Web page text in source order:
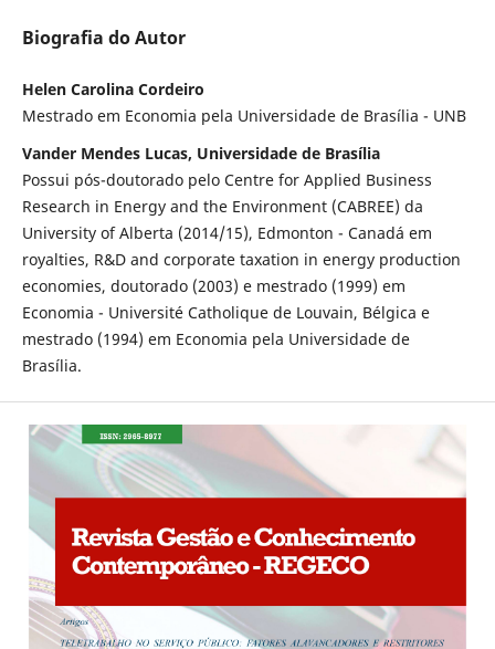
Biografia do Autor
Helen Carolina Cordeiro
Mestrado em Economia pela Universidade de Brasília - UNB
Vander Mendes Lucas, Universidade de Brasília
Possui pós-doutorado pelo Centre for Applied Business
Research in Energy and the Environment (CABREE) da
University of Alberta (2014/15), Edmonton - Canadá em
royalties, R&D and corporate taxation in energy production
economies, doutorado (2003) e mestrado (1999) em
Economia - Université Catholique de Louvain, Bélgica e
mestrado (1994) em Economia pela Universidade de
Brasília.